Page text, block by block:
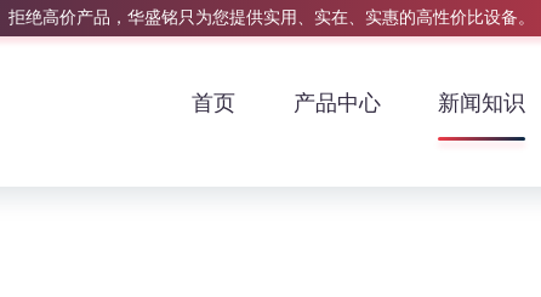
拒绝高价产品，华盛铭只为您提供实用、实在、实惠的高性价比设备。
首页 产品中心 新闻知识